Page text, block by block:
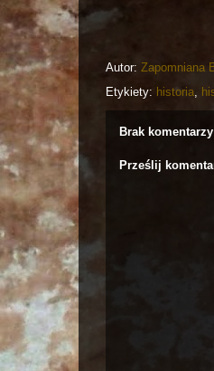
Autor: Zapomniana
Etykiety: historia
Brak
Prześlij